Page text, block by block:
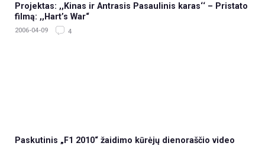
Projektas: ,,Kinas ir Antrasis Pasaulinis karas‘‘ – Pristato
filmą: ,,Hart’s War“
2006-04-09 4
Paskutinis „F1 2010“ žaidimo kūrėjų dienoraščio video